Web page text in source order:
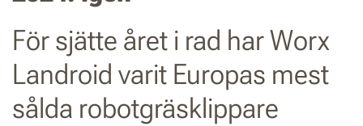
För sjätte året i rad har Worx
Landroid varit Europas mest
sålda robotgräsklippare